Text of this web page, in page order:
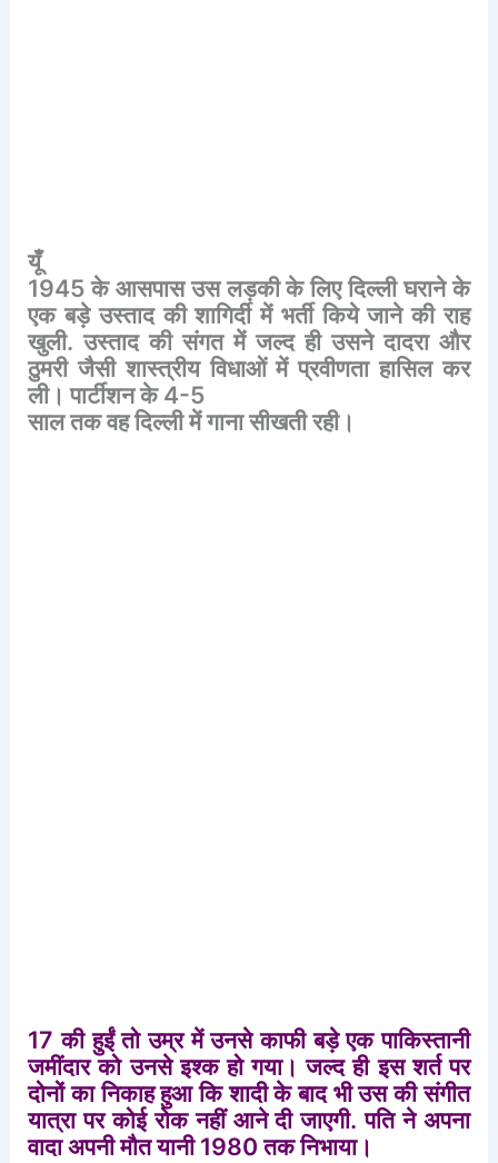
यूँ
1945के आसपास उस लड़की के लिए दिल्ली घराने के
एक बड़े उस्ताद की शागिर्दी में भर्ती किये जाने की राह
खुली.उस्ताद की संगत में जल्द ही उसने दादरा और
ठुमरी जैसी शास्त्रीय विधाओं में प्रवीणता हासिल कर
ली। पार्टीशनके4-5
सालतकवहदिल्लीमेंगानासीखतीरही।
17की हुईं तो उम्र में उनसे काफी बड़े एक पाकिस्तानी
जमींदार को उनसे इश्क हो गया। जल्द ही इस शर्त पर
दोनों का निकाह हुआ कि शादी के बाद भी उस की संगीत
यात्रा पर कोई रोक नहीं आने दी जाएगी.पति ने अपना
वादाअपनीमौतयानी1980तकनिभाया।